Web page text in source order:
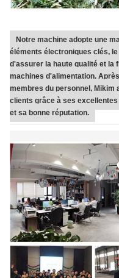
Notre machine adopte une
éléments électroniques clés,
d'assurer la haute qualité et la
machines d'alimentation.
membres du personnel, Mikim
clients grâce à ses
et sa bonne réputation.